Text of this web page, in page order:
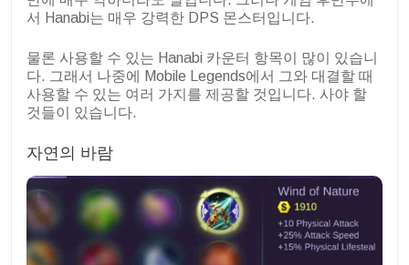
서 Hanabi는 매우 강력한 DPS 몬스터입니다.
물론 사용할 수 있는 Hanabi 카운터 항목이 많이 있습니
다. 그래서 나중에 Mobile Legends에서 그와 대결할 때
사용할 수 있는 여러 가지를 제공할 것입니다. 사야 할
것들이 있습니다.
자연의 바람